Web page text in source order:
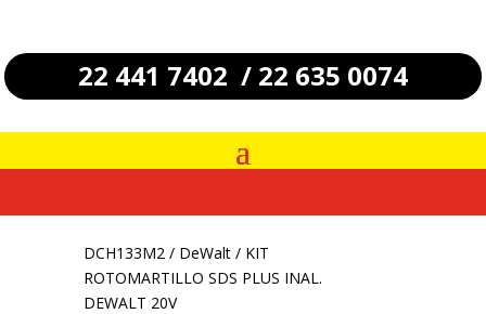
22 441 7402 / 22 635 0074
DCH133M2/ DeWalt/ KIT
ROTOMARTILLO SDS PLUS INAL.
DEWALT 20V